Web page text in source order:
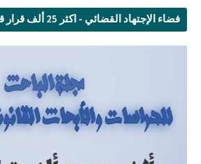
فضاء الإجتهاد القضائي - اكثر 25 ألف قرار قضائي